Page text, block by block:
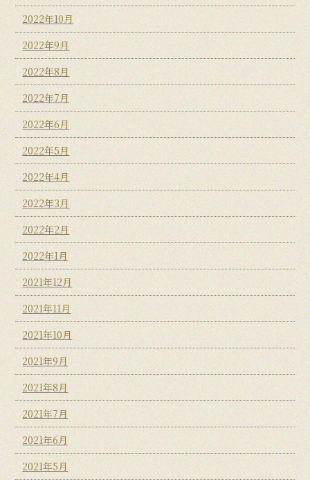
2022年10月
2022年9月
2022年8月
2022年7月
2022年6月
2022年5月
2022年4月
2022年3月
2022年2月
2022年1月
2021年12月
2021年11月
2021年10月
2021年9月
2021年8月
2021年7月
2021年6月
2021年5月